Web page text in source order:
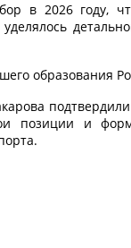
в 2026 году,
образования
подтвердили
позиции и